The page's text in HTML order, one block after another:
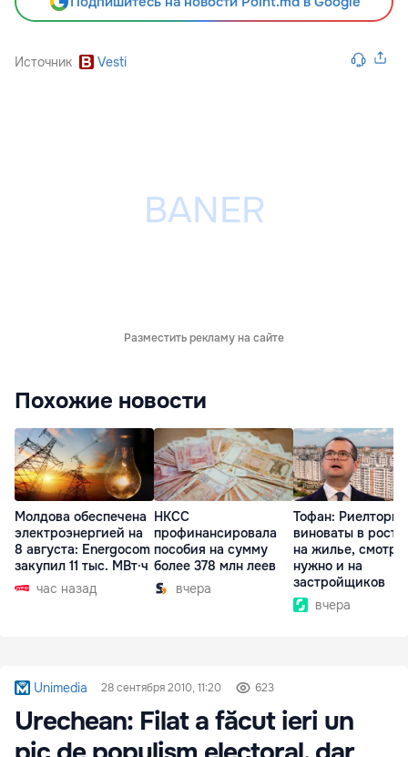
Источник Vesti
Разместить рекламу на сайте
Похожие новости
Молдова обеспечена
электроэнергией на
8 августа: Energocom
закупил 11 тыс. МВт·ч
час назад
НКСС
профинансировала
пособия на сумму
более 378 млн леев
вчера
Тофан: Риелторы
виноваты в росте
на жилье,
нужно и на
застройщиков
вчера
Unimedia 28 сентября 2010, 11:20 623
Urechean: Filat a făcut ieri un